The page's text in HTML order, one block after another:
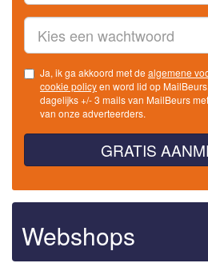
Ja, ik ga akkoord met de algemene
cookie policy
dagelijks +/- 3 mails van MailBeurs met commerciële aanbiedingen
van onze adverteerders.
GRATIS
Webshops